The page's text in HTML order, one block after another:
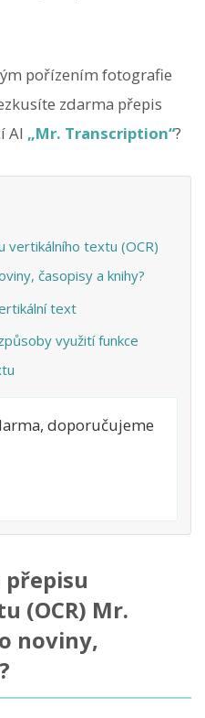
pořízením fotografie
zdarma přepis
AI „Mr. Transcription“?
vertikálního textu (OCR)
časopisy a knihy?
text
využití funkce
doporučujeme
přepisu
(OCR) Mr.
noviny,